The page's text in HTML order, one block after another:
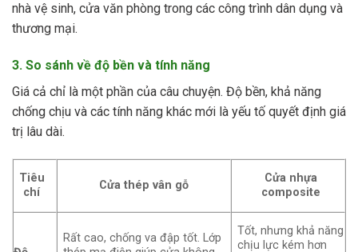
nhà vệ sinh, cửa văn phòng trong các công trình dân dụng và
thương mại.
3. So sánh về độ bền và tính năng
Giá cả chỉ là một phần của câu chuyện. Độ bền, khả năng
chống chịu và các tính năng khác mới là yếu tố quyết định giá
trị lâu dài.
Tiêu
chí
Cửa thép vân gỗ
Cửa nhựa
composite
Rất cao, chống va đập tốt. Lớp
Tốt, nhưng khả năng
chịu lực kém hơn